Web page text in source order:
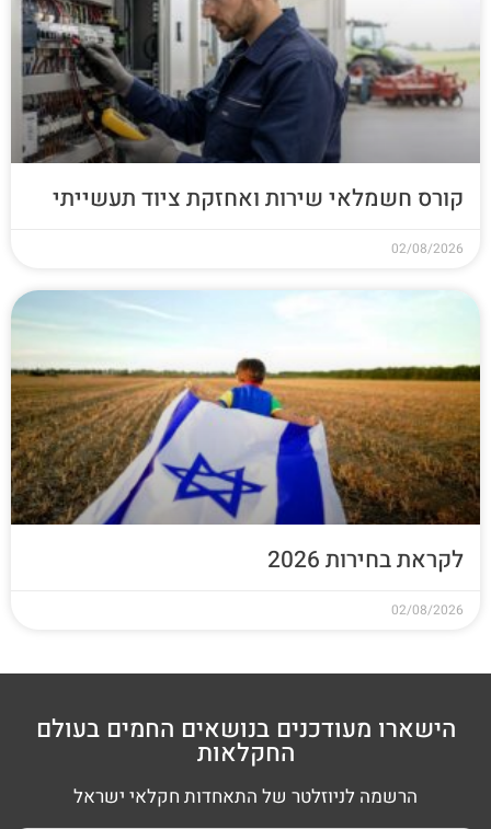
קורס חשמלאי שירות ואחזקת ציוד תעשייתי
02/08/2026
לקראת בחירות 2026
02/08/2026
הישארו מעודכנים בנושאים החמים בעולם
החקלאות
הרשמה לניוזלטר של התאחדות חקלאי ישראל